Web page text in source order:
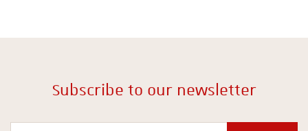
Subscribe to our newsletter